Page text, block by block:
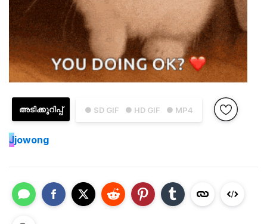
● SD GIF ● HD GIF ● MP4
അടിക്കുറിപ്പ്
Jjowong